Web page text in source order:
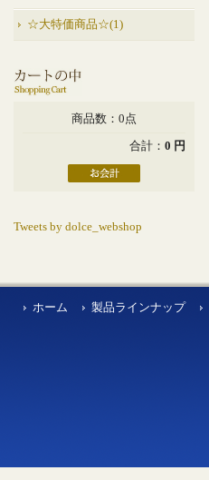
☆大特価商品☆(1)
商品数：0点
合計： 0 円
Tweets by dolce_webshop
ホーム 製品ラインナップ